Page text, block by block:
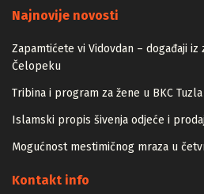
Najnovije novosti
Zapamtićete vi Vidovdan – događaji
Čelopeku
Tribina i program za žene u BKC Tuzla
Islamski propis šivenja odjeće i
Mogućnost mestimičnog mraza u
Kontakt info